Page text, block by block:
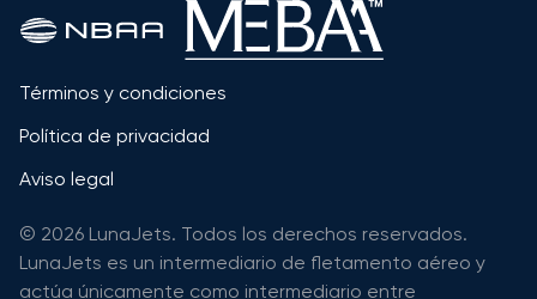
Términos y condiciones
Política de privacidad
Aviso legal
© 2026 LunaJets. Todos los derechos reservados.
LunaJets es un intermediario de fletamento aéreo y
actúa únicamente como intermediario entre